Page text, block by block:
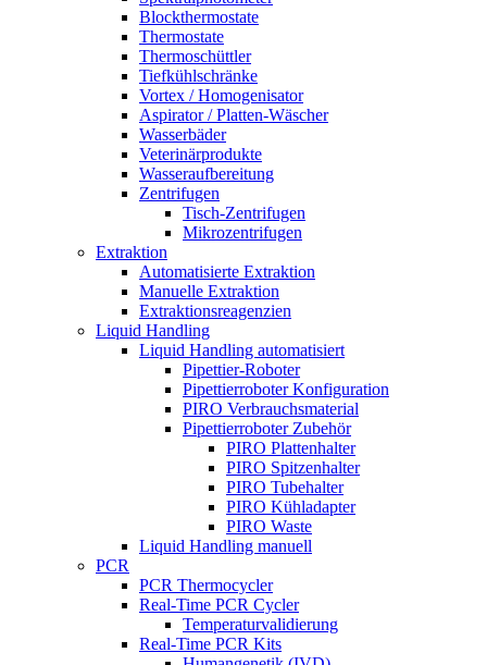
Blockthermostate
Thermostate
Thermoschüttler
Tiefkühlschränke
Vortex / Homogenisator
Aspirator / Platten-Wäscher
Wasserbäder
Veterinärprodukte
Wasseraufbereitung
Zentrifugen
Tisch-Zentrifugen
Mikrozentrifugen
Extraktion
Automatisierte Extraktion
Manuelle Extraktion
Extraktionsreagenzien
Liquid Handling
Liquid Handling automatisiert
Pipettier-Roboter
Pipettierroboter Konfiguration
PIRO Verbrauchsmaterial
Pipettierroboter Zubehör
PIRO Plattenhalter
PIRO Spitzenhalter
PIRO Tubehalter
PIRO Kühladapter
PIRO Waste
Liquid Handling manuell
PCR
PCR Thermocycler
Real-Time PCR Cycler
Temperaturvalidierung
Real-Time PCR Kits